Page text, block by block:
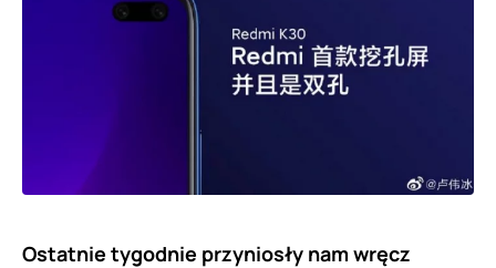
Ostatnie tygodnie przyniosły nam wręcz